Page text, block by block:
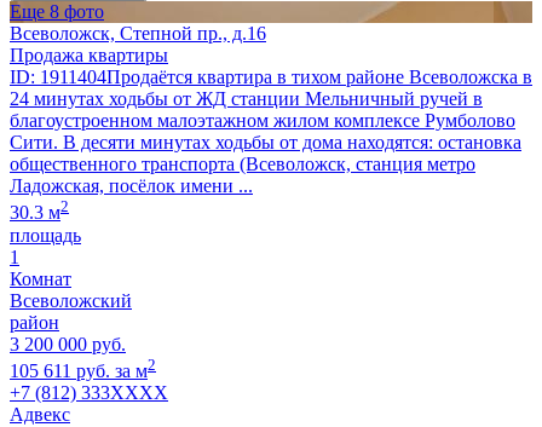
Еще 8 фото
Всеволожск, Степной пр., д.16
Продажа квартиры
ID: 1911404Продаётся квартира в тихом районе Всеволожска в
24 минутах ходьбы от ЖД станции Мельничный ручей в
благоустроенном малоэтажном жилом комплексе Румболово
Сити. В десяти минутах ходьбы от дома находятся: остановка
общественного транспорта (Всеволожск, станция метро
Ладожская, посёлок имени ...
30.3 м2
площадь
1
Комнат
Всеволожский
район
3 200 000 руб.
105 611 руб. за м2
+7 (812) 333XXXX
Адвекс